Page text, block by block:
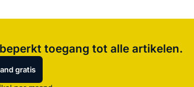
toegang tot alle artikelen.
gratis